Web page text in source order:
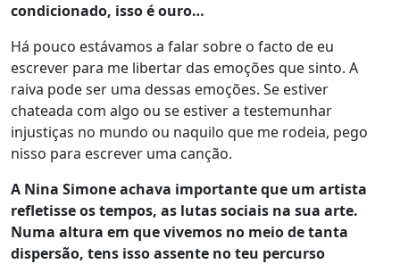
condicionado, isso é ouro…
Há pouco estávamos a falar sobre o facto de eu
escrever para me libertar das emoções que sinto. A
raiva pode ser uma dessas emoções. Se estiver
chateada com algo ou se estiver a testemunhar
injustiças no mundo ou naquilo que me rodeia, pego
nisso para escrever uma canção.
A Nina Simone achava importante que um artista
refletisse os tempos, as lutas sociais na sua arte.
Numa altura em que vivemos no meio de tanta
dispersão, tens isso assente no teu percurso